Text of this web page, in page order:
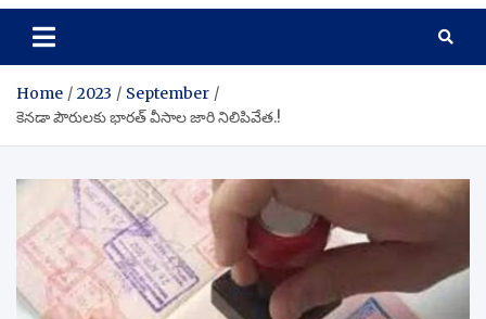
Home 2023
September
కెనడా పౌరులకు భారత్ వీసాల జారి నిలిపివేత.!